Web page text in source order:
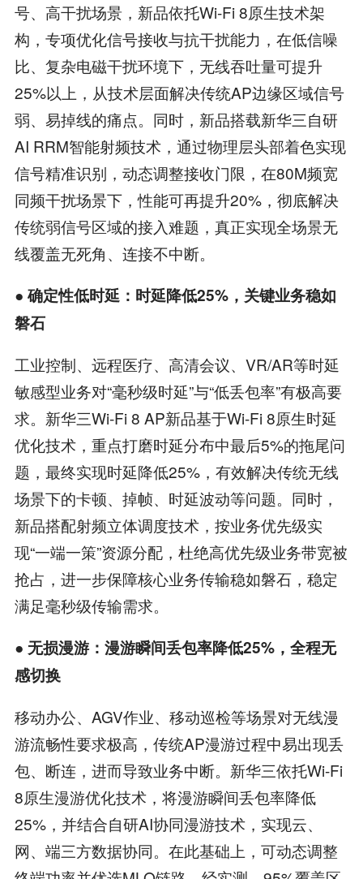
号、高干扰场景，新品依托Wi-Fi 8原生技术架
构，专项优化信号接收与抗干扰能力，在低信噪
比、复杂电磁干扰环境下，无线吞吐量可提升
25%以上，从技术层面解决传统AP边缘区域信号
弱、易掉线的痛点。同时，新品搭载新华三自研
AI RRM智能射频技术，通过物理层头部着色实现
信号精准识别，动态调整接收门限，在80M频宽
同频干扰场景下，性能可再提升20%，彻底解决
传统弱信号区域的接入难题，真正实现全场景无
线覆盖无死角、连接不中断。
●确定性低时延：时延降低25%，关键业务稳如
磐石
工业控制、远程医疗、高清会议、VR/AR等时延
敏感型业务对“毫秒级时延”与“低丢包率”有极高要
求。新华三Wi-Fi 8 AP新品基于Wi-Fi 8原生时延
优化技术，重点打磨时延分布中最后5%的拖尾问
题，最终实现时延降低25%，有效解决传统无线
场景下的卡顿、掉帧、时延波动等问题。同时，
新品搭配射频立体调度技术，按业务优先级实
现“一端一策”资源分配，杜绝高优先级业务带宽被
抢占，进一步保障核心业务传输稳如磐石，稳定
满足毫秒级传输需求。
● 无损漫游：漫游瞬间丢包率降低25%，全程无
感切换
移动办公、AGV作业、移动巡检等场景对无线漫
游流畅性要求极高，传统AP漫游过程中易出现丢
包、断连，进而导致业务中断。新华三依托Wi-Fi
8原生漫游优化技术，将漫游瞬间丢包率降低
25%，并结合自研AI协同漫游技术，实现云、
网、端三方数据协同。在此基础上，可动态调整